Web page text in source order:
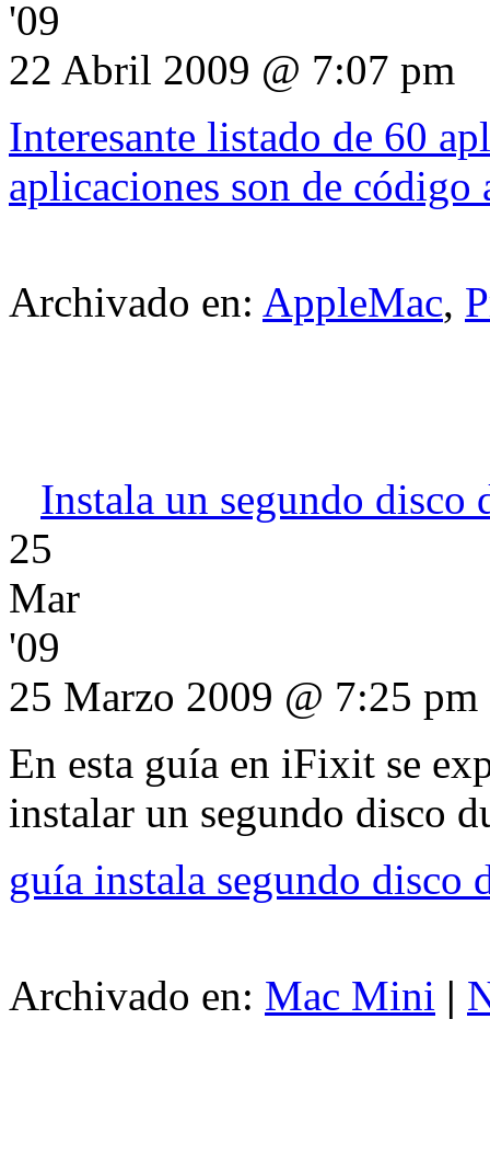
'09
22 Abril 2009 @ 7:07 pm
Interesante listado de 60
aplicaciones son de código
Archivado en: AppleMac,
Instala un segundo
25
Mar
'09
25 Marzo 2009 @ 7:25 pm
En esta guía en iFixit se
instalar un segundo disco
guía instala segundo disco
Archivado en: Mac Mini |